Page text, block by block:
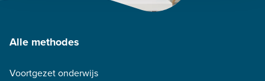
Alle methodes
Voortgezet onderwijs